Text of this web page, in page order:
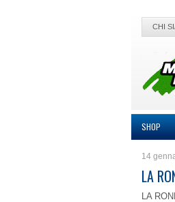
CHI
SHOP
14
LA
LA